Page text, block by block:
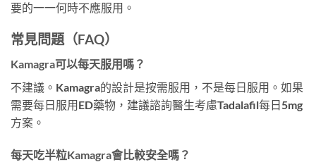
要的一一何時不應服用。
常見問題（FAQ）
Kamagra可以每天服用嗎？
不建議。Kamagra的設計是按需服用，不是每日服用。如果
需要每日服用ED藥物，建議諮詢醫生考慮Tadalafil每日5mg
方案。
每天吃半粒Kamagra會比較安全嗎？